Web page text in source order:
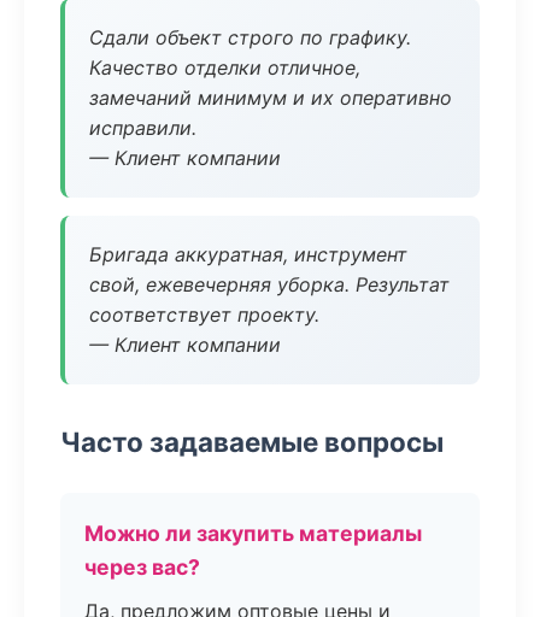
Сдали объект строго по графику.
Качество отделки отличное,
замечаний минимум и их оперативно
исправили.
— Клиент компании
Бригада аккуратная, инструмент
свой, ежевечерняя уборка. Результат
соответствует проекту.
— Клиент компании
Часто задаваемые вопросы
Можно ли закупить материалы
через вас?
Да, предложим оптовые цены и